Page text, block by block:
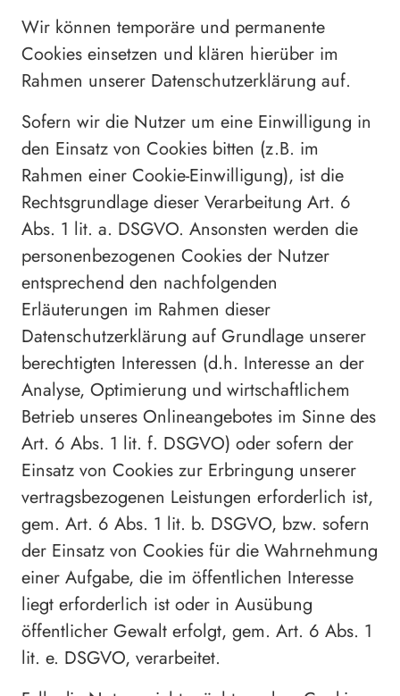
Wir können temporäre und permanente
Cookies einsetzen und klären hierüber im
Rahmen unserer Datenschutzerklärung auf.
Sofern wir die Nutzer um eine Einwilligung in
den Einsatz von Cookies bitten (z.B. im
Rahmen einer Cookie-Einwilligung), ist die
Rechtsgrundlage dieser Verarbeitung Art. 6
Abs. 1 lit. a. DSGVO. Ansonsten werden die
personenbezogenen Cookies der Nutzer
entsprechend den nachfolgenden
Erläuterungen im Rahmen dieser
Datenschutzerklärung auf Grundlage unserer
berechtigten Interessen (d.h. Interesse an der
Analyse, Optimierung und wirtschaftlichem
Betrieb unseres Onlineangebotes im Sinne des
Art. 6 Abs. 1 lit. f. DSGVO) oder sofern der
Einsatz von Cookies zur Erbringung unserer
vertragsbezogenen Leistungen erforderlich ist,
gem. Art. 6 Abs. 1 lit. b. DSGVO, bzw. sofern
der Einsatz von Cookies für die Wahrnehmung
einer Aufgabe, die im öffentlichen Interesse
liegt erforderlich ist oder in Ausübung
öffentlicher Gewalt erfolgt, gem. Art. 6 Abs. 1
lit. e. DSGVO, verarbeitet.